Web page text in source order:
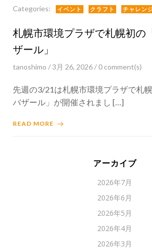
Categories: イベント クラフト チャレン
札幌市環境プラザで札幌初の
ザール」
tanoshimo /3月 26, 2026/ 0 comment(s)
先週の3/21は札幌市環境プラザで札
バザール」が開催されまし […]
READ MORE
アーカイブ
2026年7月
2026年6月
2026年5月
2026年4月
2026年3月